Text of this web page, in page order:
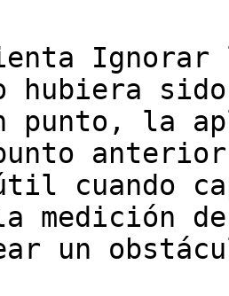
hubiera
punto, la
cuando
medición
un